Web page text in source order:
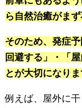
ら自然治癒がまず
そのため、発症
回避する」・「
とが大切になりま
例えば、屋外に